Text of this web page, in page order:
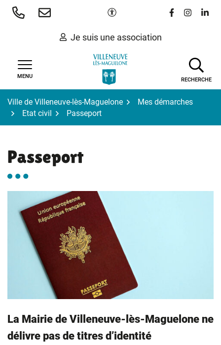
Aller
Paramètres d'accessibilité
Lien vers le
Lien vers
Lien
Je suis une association
MENU
RECHERCHE
Ville de Villeneuve-lès-Maguelone
Mes démarches
Etat civil
Passeport
Passeport
La Mairie de Villeneuve-lès-Maguelone ne
délivre pas de titres d’identité